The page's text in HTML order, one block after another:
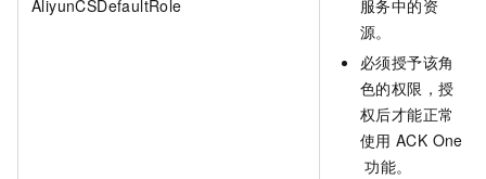
AliyunCSDefaultRole
服务中的资
源。
必须授予该角
色的权限，授
权后才能正常
使用 ACK One
功能。